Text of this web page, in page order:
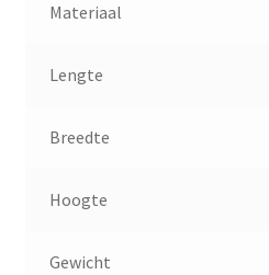
Materiaal
Lengte
Breedte
Hoogte
Gewicht